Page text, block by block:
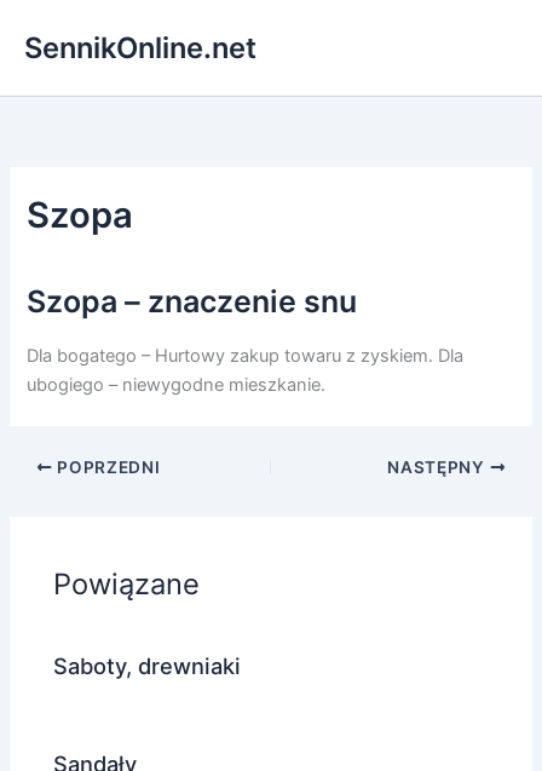
SennikOnline.net
Szopa
Szopa – znaczenie snu
Dla bogatego – Hurtowy zakup towaru z zyskiem. Dla
ubogiego – niewygodne mieszkanie.
POPRZEDNI NASTĘPNY
Powiązane
Saboty, drewniaki
Sandały